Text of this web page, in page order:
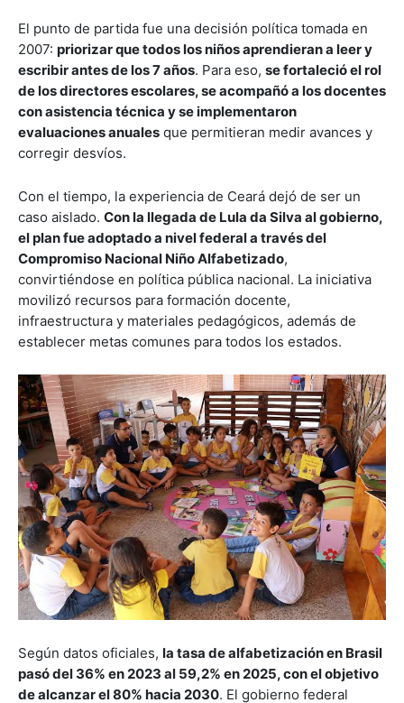
El punto de partida fue una decisión política tomada en
2007: priorizar que todos los niños aprendieran a leer y
escribir antes de los 7 años. Para eso, se fortaleció el rol
de los directores escolares, se acompañó a los docentes
con asistencia técnica y se implementaron
evaluaciones anuales que permitieran medir avances y
corregir desvíos.
Con el tiempo, la experiencia de Ceará dejó de ser un
caso aislado. Con la llegada de Lula da Silva al gobierno,
el plan fue adoptado a nivel federal a través del
Compromiso Nacional Niño Alfabetizado,
convirtiéndose en política pública nacional. La iniciativa
movilizó recursos para formación docente,
infraestructura y materiales pedagógicos, además de
establecer metas comunes para todos los estados.
Según datos oficiales, la tasa de alfabetización en Brasil
pasó del 36% en 2023 al 59,2% en 2025, con el objetivo
de alcanzar el 80% hacia 2030. El gobierno federal